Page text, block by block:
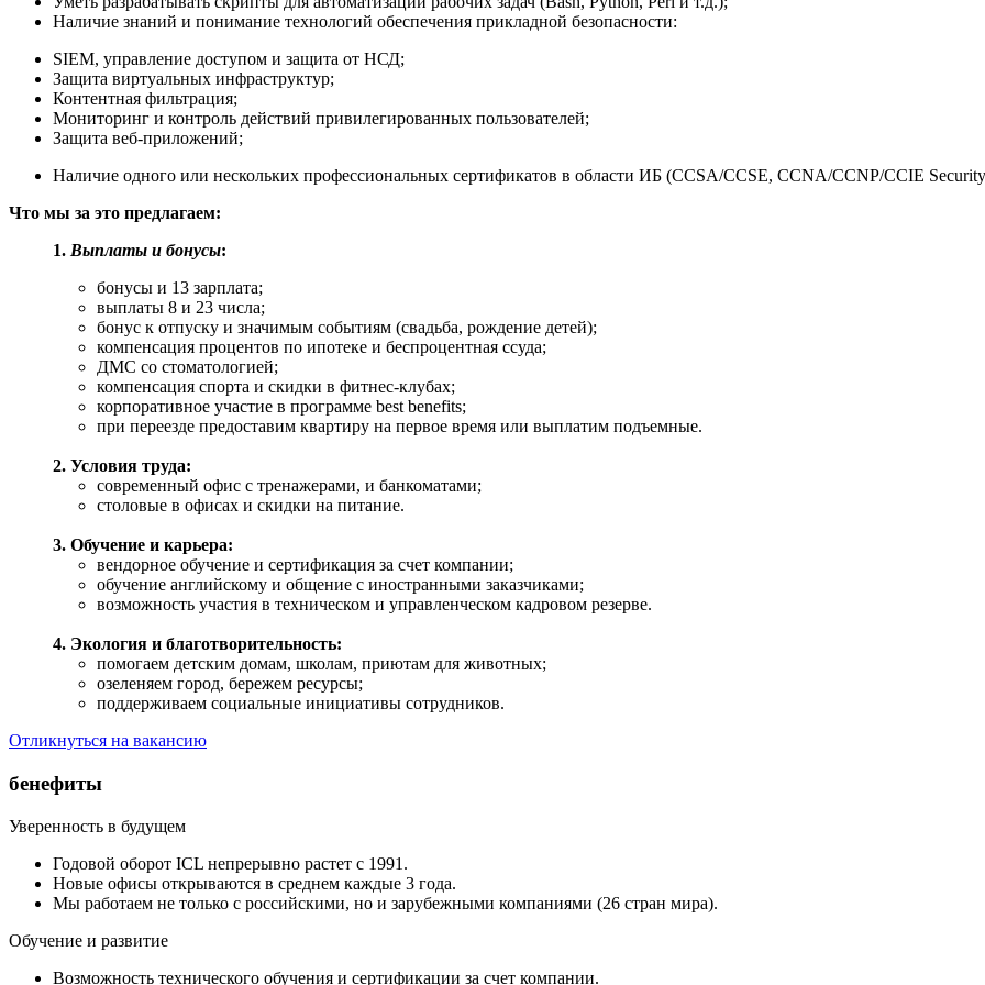
Наличие знаний и понимание технологий обеспечения прикладной безопасности:
SIEM, управление доступом и защита от НСД;
Защита виртуальных инфраструктур;
Контентная фильтрация;
Мониторинг и контроль действий привилегированных пользователей;
Защита веб-приложений;
Наличие одного или нескольких профессиональных сертификатов в области ИБ (CCSA/CCSE, CCNA/CCNP/CCIE
Что мы за это предлагаем:
1. Выплаты и бонусы:
бонусы и 13 зарплата;
выплаты 8 и 23 числа;
бонус к отпуску и значимым событиям (свадьба, рождение детей);
компенсация процентов по ипотеке и беспроцентная ссуда;
ДМС со стоматологией;
компенсация спорта и скидки в фитнес-клубах;
корпоративное участие в программе best benefits;
при переезде предоставим квартиру на первое время или выплатим подъемные.
2. Условия труда:
современный офис с тренажерами, и банкоматами;
столовые в офисах и скидки на питание.
3. Обучение и карьера:
вендорное обучение и сертификация за счет компании;
обучение английскому и общение с иностранными заказчиками;
возможность участия в техническом и управленческом кадровом резерве.
4. Экология и благотворительность:
помогаем детским домам, школам, приютам для животных;
озеленяем город, бережем ресурсы;
поддерживаем социальные инициативы сотрудников.
Отликнуться на вакансию
бенефиты
Уверенность в будущем
Годовой оборот ICL непрерывно растет с 1991.
Новые офисы открываются в среднем каждые 3 года.
Мы работаем не только с российскими, но и зарубежными компаниями (26 стран мира).
Обучение и развитие
Возможность технического обучения и сертификации за счет компании.